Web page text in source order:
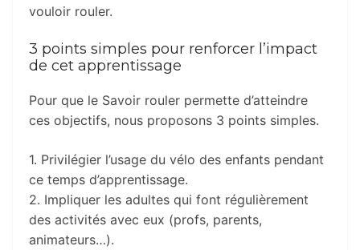
vouloir rouler.
3 points simples pour renforcer l’impact
de cet apprentissage
Pour que le Savoir rouler permette d’atteindre
ces objectifs, nous proposons 3 points simples.
1. Privilégier l’usage du vélo des enfants pendant
ce temps d’apprentissage.
2. Impliquer les adultes qui font régulièrement
des activités avec eux (profs, parents,
animateurs…).